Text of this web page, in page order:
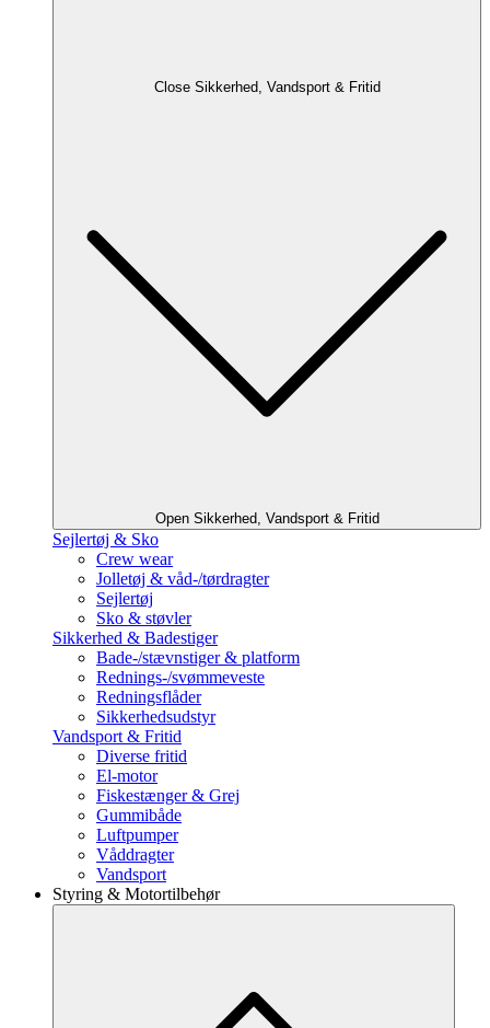
Close Sikkerhed, Vandsport & Fritid
Open Sikkerhed, Vandsport & Fritid
Sejlertøj & Sko
Crew wear
Jolletøj & våd-/tørdragter
Sejlertøj
Sko & støvler
Sikkerhed & Badestiger
Bade-/stævnstiger & platform
Rednings-/svømmeveste
Redningsflåder
Sikkerhedsudstyr
Vandsport & Fritid
Diverse fritid
El-motor
Fiskestænger & Grej
Gummibåde
Luftpumper
Våddragter
Vandsport
Styring & Motortilbehør